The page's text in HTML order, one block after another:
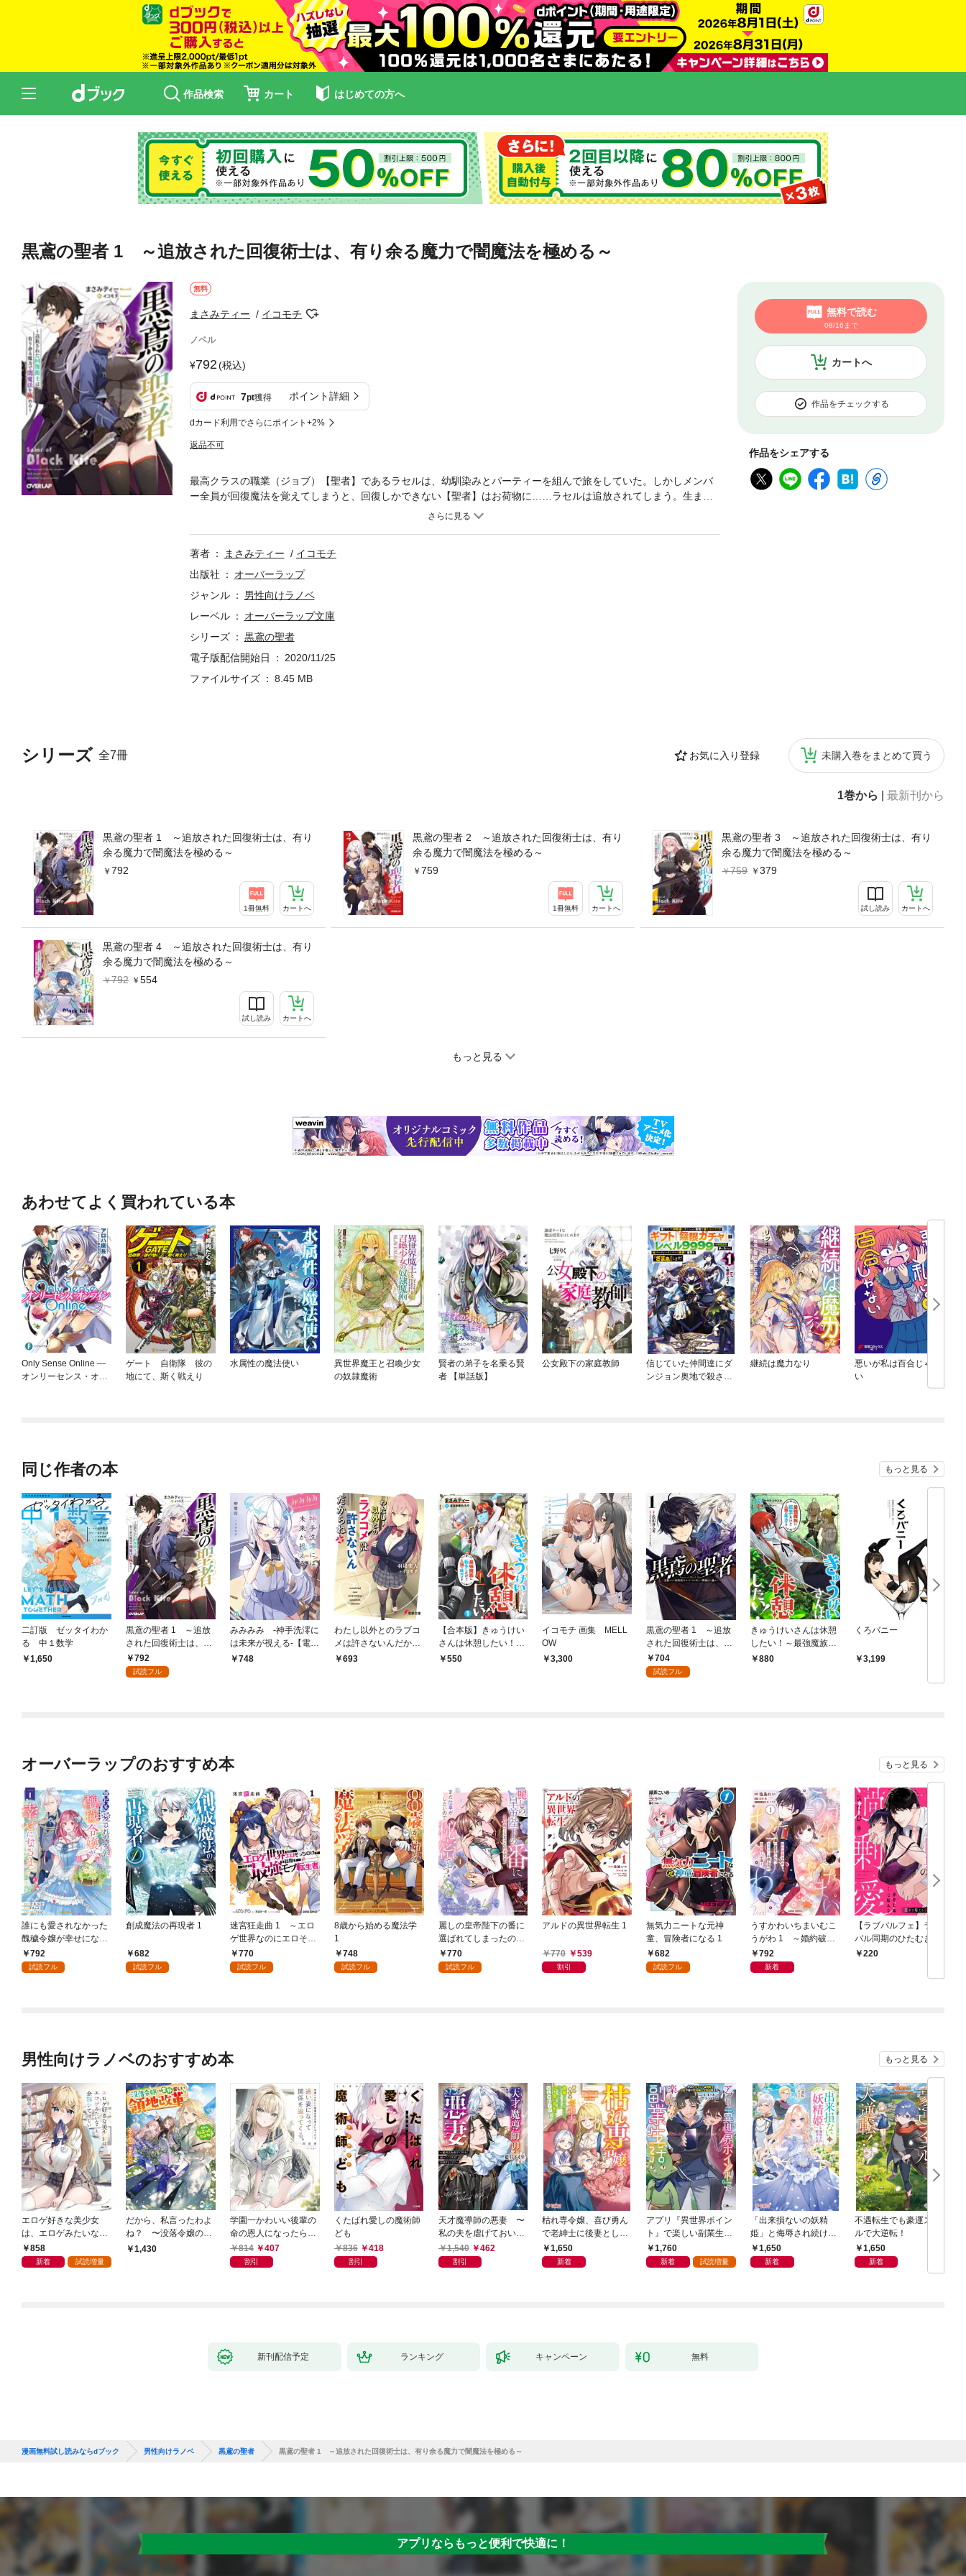
作品検索 カート はじめての方へ
黒鳶の聖者 1 ～追放された回復術士は、有り余る魔力で闇魔法を極める～
無料
まさみティー イコモチ
ノベル
792(税込)
7pt獲得 ポイント詳細
dカード利用でさらにポイント+2%
返品不可
カートへ
無料で読む
08/16まで
作品をチェックする
作品をシェアする
シリーズ 全7冊 お気に入り登録 未購入巻をまとめて買う
1巻から 最新刊から
黒鳶の聖者 1 ～追放された回復術士は、有り
余る魔力で闇魔法を極める～
792
1冊無料 カートへ
黒鳶の聖者 2 ～追放された回復術士は、有り
余る魔力で闇魔法を極める～
759
1冊無料 カートへ
黒鳶の聖者 3 ～追放された回復術士は、有り
余る魔力で闇魔法を極める～
759
379
試し読み カートへ
黒鳶の聖者 4 ～追放された回復術士は、有り
余る魔力で闇魔法を極める～
792
554
試し読み カートへ
もっと見る
最高クラスの職業（ジョブ）【聖者】であるラセルは、幼馴染みとパーティーを組んで旅をしていた。しかしメンバ
ー全員が回復魔法を覚えてしまうと、回復しかできない【聖者】はお荷物に……ラセルは追放されてしまう。生まれ
故郷に帰った矢先、魔物に襲われていた謎の美女・シビラを助けたラセルは、ダンジョンや職業（ジョブ）に詳しい
の聖者』――これが新しい主役（えいゆう）の名だ。
著者 まさみティー
イコモチ
出版社
オーバーラップ
ジャンル
男性向けラノベ
レーベル
オーバーラップ文庫
シリーズ
黒鳶の聖者
電子版配信開始日
2020/11/25
ファイルサイズ
8.45 MB
あわせてよく買われている本
Only Sense Online —
オンリーセンス・オン
ゲート 自衛隊 彼の
地にて、斯く戦えり
水属性の魔法使い
異世界魔王と召喚少女
の奴隷魔術
賢者の弟子を名乗る賢
者 【単話版】
公女殿下の家庭教師
信じていた仲間達にダ
ンジョン奥地で殺され
継続は魔力なり
悪いが私は百合じゃな
い
同じ作者の本 もっと見る
二訂版 ゼッタイわか
る 中１数学
1,650
黒鳶の聖者 1 ～追放
された回復術士は、有
り余る魔力で闇魔法を
極める～
792
試読フル
みみみみ -神手洗澪に
は未来が視える-【電子
特典付き】
748
わたし以外とのラブコ
メは許さないんだから
ね693
【合本版】きゅうけい
さんは休憩したい！～
最強魔族に転生したけ
550
イコモチ 画集 MELL
OW
3,300
黒鳶の聖者 1 ～追放
された回復術士は、有
り余る魔力で闇魔法を
極める～
704
試読フル
きゅうけいさんは休憩
したい！～最強魔族に
転生したけど人類の味
880
くろバニー
3,199
オーバーラップのおすすめ本 もっと見る
誰にも愛されなかった
醜穢令嬢が幸せになる
まで 1
792
試読フル
創成魔法の再現者 1
682
試読フル
迷宮狂走曲 1 ～エロ
ゲ世界なのにエロそっ
ちのけでひたすら最強
を目指すモブ転生者～
770
試読フル
8歳から始める魔法学
1
748
試読フル
麗しの皇帝陛下の番に
選ばれてしまったので
すが、まだ仕事がした
いので秘密です！ 1
770
試読フル
アルドの異世界転生 1
770 539
割引
無気力ニートな元神
童、冒険者になる 1
682
試読フル
うすかわいちまいむこ
うがわ 1 ～婚約破棄
された二度目の人生、
あやかしを視る目が最
792
新着
【ラブパルフェ】ライ
バル同期のひたむき過
剰愛～深々と咥える重
220
男性向けラノベのおすすめ本 もっと見る
エロゲ好きな美少女
は、エロゲみたいなこ
と全部シてほしい【電
子ＳＳ特典付き】
858
新着 試読増量
だから、私言ったわよ
ね？ 〜没落令嬢の案
外楽しい領地改革〜
1,430
学園一かわいい後輩の
命の恩人になったら、
通い妻になって関係を
迫ってくる。
814 407
割引
くたばれ愛しの魔術師
ども
836
418
割引
天才魔導師の悪妻 〜
私の夫を虐げておいて
戻ってこいとは呆れま
してよ？〜
1,540 462
割引
枯れ専令嬢、喜び勇ん
で老紳士に後妻として
嫁いだら、待っていた
のは二十歳の青年でし
1,650
新着
アプリ『異世界ポイン
ト』で楽しい副業生
活 〜貯めたポイント
は現実でお金や様々な
1,760
新着 試読増量
「出来損ないの妖精
姫」と侮辱され続けた
私1,650
新着
不遇転生でも豪運スキ
ルで大逆転！
1,650
新着
新刊配信予定 ランキング キャンペーン 無料
漫画無料試し読みならdブック 男性向けラノベ 黒鳶の聖者 黒鳶の聖者 1 ～追放された回復術士は、有り余る魔力で闇魔法を極める～
アプリならもっと便利で快適に！